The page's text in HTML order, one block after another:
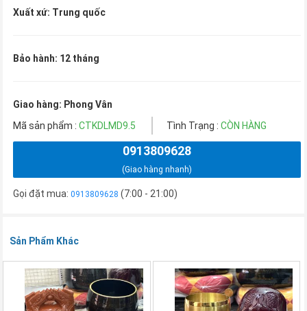
Xuất xứ: Trung quốc
Bảo hành: 12 tháng
Giao hàng: Phong Vân
Mã sản phẩm :CTKDLMD9.5 Tình Trạng : CÒN HÀNG
0913809628
(Giao hàng nhanh)
Gọi đặt mua:0913809628 (7:00 - 21:00)
Sản Phẩm Khác